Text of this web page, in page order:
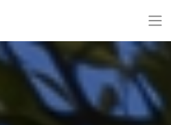
Aller au contenu principal